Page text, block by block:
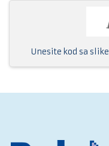
Unesite kod sa slike